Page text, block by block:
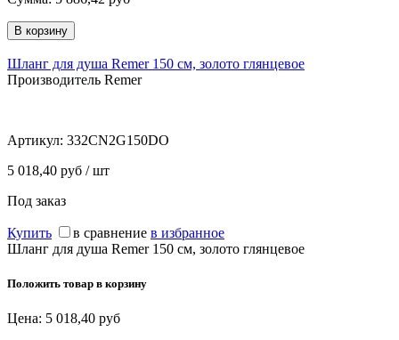
Шланг для душа Remer 150 см, золото глянцевое
Производитель Remer
Артикул: 332CN2G150DO
5 018,40 руб / шт
Под заказ
Купить в сравнение в избранное
Шланг для душа Remer 150 см, золото глянцевое
Положить товар в корзину
Цена: 5 018,40 руб